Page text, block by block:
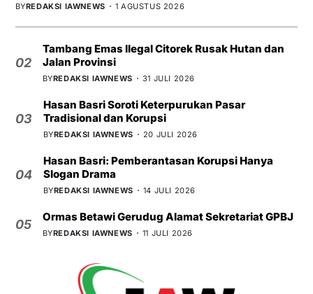
BYREDAKSI IAWNEWS 1 AGUSTUS 2026
02
Tambang Emas Ilegal Citorek Rusak Hutan dan
Jalan Provinsi
BYREDAKSI IAWNEWS 31 JULI 2026
03
Hasan Basri Soroti Keterpurukan Pasar
Tradisional dan Korupsi
BYREDAKSI IAWNEWS 20 JULI 2026
04
Hasan Basri: Pemberantasan Korupsi Hanya
Slogan Drama
BYREDAKSI IAWNEWS 14 JULI 2026
05
Ormas Betawi Gerudug Alamat Sekretariat GPBJ
BYREDAKSI IAWNEWS 11 JULI 2026